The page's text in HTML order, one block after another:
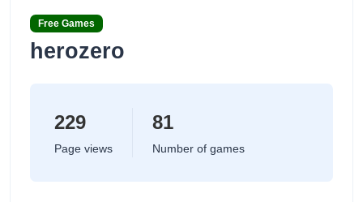
Free Games
herozero
229
Page views
81
Number of games